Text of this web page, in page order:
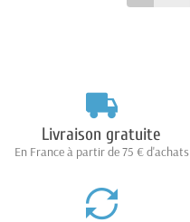
Livraison gratuite
En France à partir de 75 € d'achats